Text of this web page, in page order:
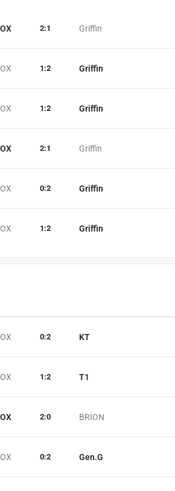
Griffin
2:1
Griffin
1 :2
Griffin
1 :2
Griffin
2:1
Griffin
0:2
Griffin
1 :2
KT
0:2
T1
1 :2
BRION
2:0
Gen.G
0:2